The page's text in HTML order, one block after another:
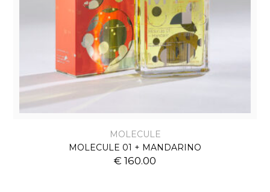
MOLECULE
MOLECULE 01 + MANDARINO
€ 160.00